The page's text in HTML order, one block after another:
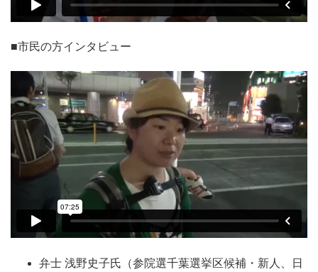
■市民の方インタビュー
弁士 浅野史子氏（参院選千葉選挙区候補・新人、日